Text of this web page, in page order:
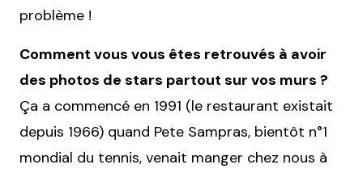
problème !
Comment vous vous êtes retrouvés à avoir
des photos de stars partout sur vos murs ?
Ça a commencé en 1991 (le restaurant existait
depuis 1966) quand Pete Sampras, bientôt n°1
mondial du tennis, venait manger chez nous à